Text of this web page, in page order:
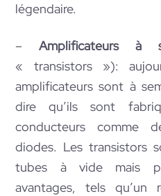
légendaire.
–Amplificateurs à
« transistors »):
amplificateurs sont à
dire qu’ils sont
conducteurs comme
diodes. Les transistors
tubes à vide mais
avantages, tels qu’un